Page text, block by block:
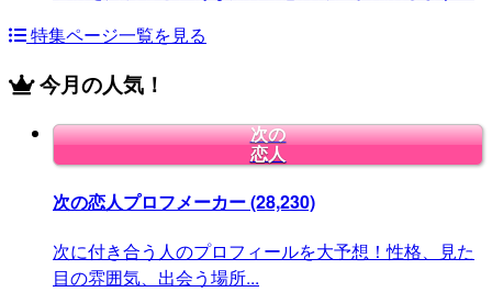
特集ページ一覧を見る
今月の人気！
次の
恋人
次の恋人プロフメーカー(28,230)
次に付き合う人のプロフィールを大予想！性格、見た
目の雰囲気、出会う場所...